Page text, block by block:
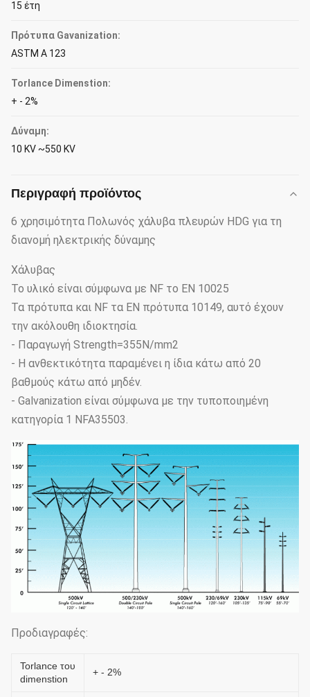
15 έτη
Πρότυπα Gavanization:
ASTM Α 123
Torlance Dimenstion:
+ - 2%
Δύναμη:
10 KV ~550 KV
Περιγραφή προϊόντος
6 χρησιμότητα Πολωνός χάλυβα πλευρών HDG για τη
διανομή ηλεκτρικής δύναμης
Χάλυβας
Το υλικό είναι σύμφωνα με NF το EN 10025
Τα πρότυπα και NF τα EN πρότυπα 10149, αυτό έχουν
την ακόλουθη ιδιοκτησία.
- Παραγωγή Strength=355N/mm2
- Η ανθεκτικότητα παραμένει η ίδια κάτω από 20
βαθμούς κάτω από μηδέν.
- Galvanization είναι σύμφωνα με την τυποποιημένη
κατηγορία 1 NFA35503.
Προδιαγραφές:
Torlance του
dimenstion
+ - 2%